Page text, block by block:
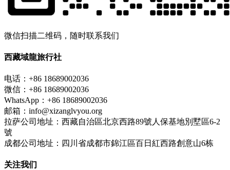
微信扫描二维码，随时联系我们
西藏域龍旅行社
电话：+86 18689002036
微信：+86 18689002036
WhatsApp：+86 18689002036
邮箱：info@xizanglvyou.org
拉萨公司地址：西藏自治區北京西路89號人保基地別墅區6-2
號
成都公司地址：四川省成都市錦江區百日紅西路創意山6栋
关注我们